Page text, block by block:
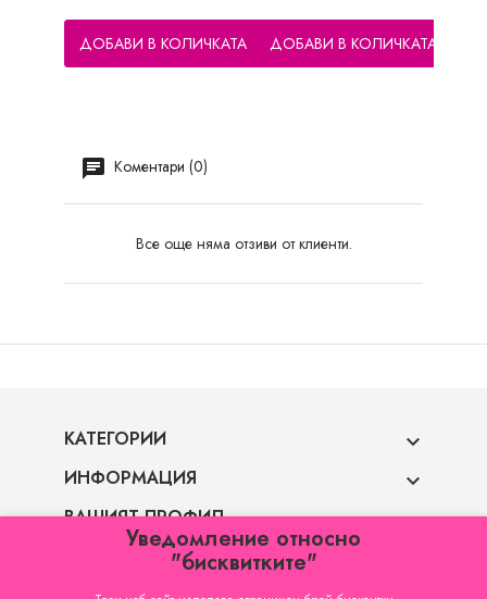
ДОБАВИ В КОЛИЧКАТА ДОБАВИ В КОЛИЧКАТА
Коментари (0)
Все още няма отзиви от клиенти.
КАТЕГОРИИ 
ИНФОРМАЦИЯ 
ВАШИЯТ ПРОФИЛ 
Уведомление относно
"бисквитките"